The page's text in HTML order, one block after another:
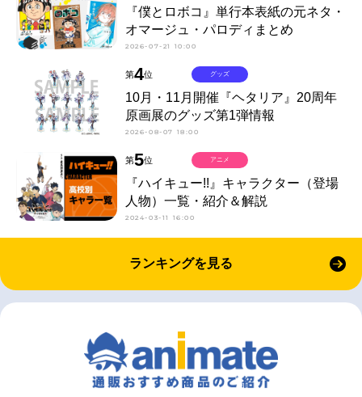
『僕とロボコ』単行本表紙の元ネタ・
オマージュ・パロディまとめ
2026-07-21 10:00
第4位
10月・11月開催『ヘタリア』20周年
原画展のグッズ第1弾情報
2026-08-07 18:00
グッズ
第5位
『ハイキュー!!』キャラクター（登場
人物）一覧・紹介＆解説
2024-03-11 16:00
アニメ
ランキングを見る